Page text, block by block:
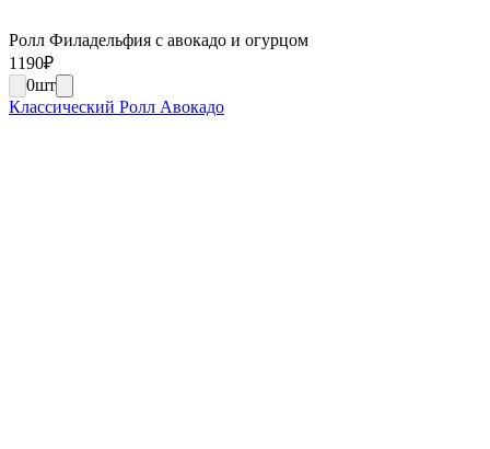
Ролл Филадельфия с авокадо и огурцом
1190₽
0шт
Классический Ролл Авокадо